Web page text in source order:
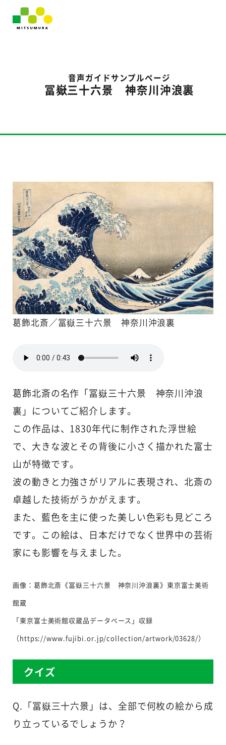
音声ガイドサンプルページ
冨嶽三十六景 神奈川沖浪裏
葛飾北斎／冨嶽三十六景 神奈川沖浪裏
葛飾北斎の名作「冨嶽三十六景 神奈川沖浪
裏」についてご紹介します。
この作品は、1830年代に制作された浮世絵
で、大きな波とその背後に小さく描かれた富士
山が特徴です。
波の動きと力強さがリアルに表現され、北斎の
卓越した技術がうかがえます。
また、藍色を主に使った美しい色彩も見どころ
です。この絵は、日本だけでなく世界中の芸術
家にも影響を与えました。
画像：葛飾北斎《冨嶽三十六景 神奈川沖浪裏》東京富士美術
館蔵
「東京富士美術館収蔵品データベース」収録
（https://www.fujibi.or.jp/collection/artwork/03628/）
クイズ
Q.「冨嶽三十六景」は、全部で何枚の絵から成
り立っているでしょうか？